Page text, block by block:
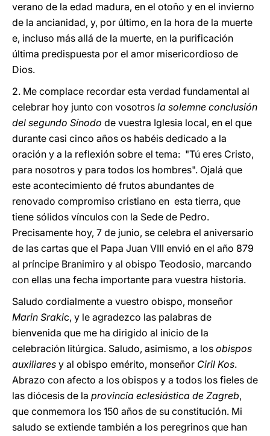
verano de la edad madura, en el otoño y en el invierno
de la ancianidad, y, por último, en la hora de la muerte
e, incluso más allá de la muerte, en la purificación
última predispuesta por el amor misericordioso de
Dios.
2. Me complace recordar esta verdad fundamental al
celebrar hoy junto con vosotros la solemne conclusión
del segundo Sínodo de vuestra Iglesia local, en el que
durante casi cinco años os habéis dedicado a la
oración y a la reflexión sobre el tema: "Tú eres Cristo,
para nosotros y para todos los hombres". Ojalá que
este acontecimiento dé frutos abundantes de
renovado compromiso cristiano en esta tierra, que
tiene sólidos vínculos con la Sede de Pedro.
Precisamente hoy, 7 de junio, se celebra el aniversario
de las cartas que el Papa Juan VIII envió en el año 879
al príncipe Branimiro y al obispo Teodosio, marcando
con ellas una fecha importante para vuestra historia.
Saludo cordialmente a vuestro obispo, monseñor
Marin Srakic, y le agradezco las palabras de
bienvenida que me ha dirigido al inicio de la
celebración litúrgica. Saludo, asimismo, a los obispos
auxiliares y al obispo emérito, monseñor Ciril Kos.
Abrazo con afecto a los obispos y a todos los fieles de
las diócesis de la provincia eclesiástica de Zagreb,
que conmemora los 150 años de su constitución. Mi
saludo se extiende también a los peregrinos que han